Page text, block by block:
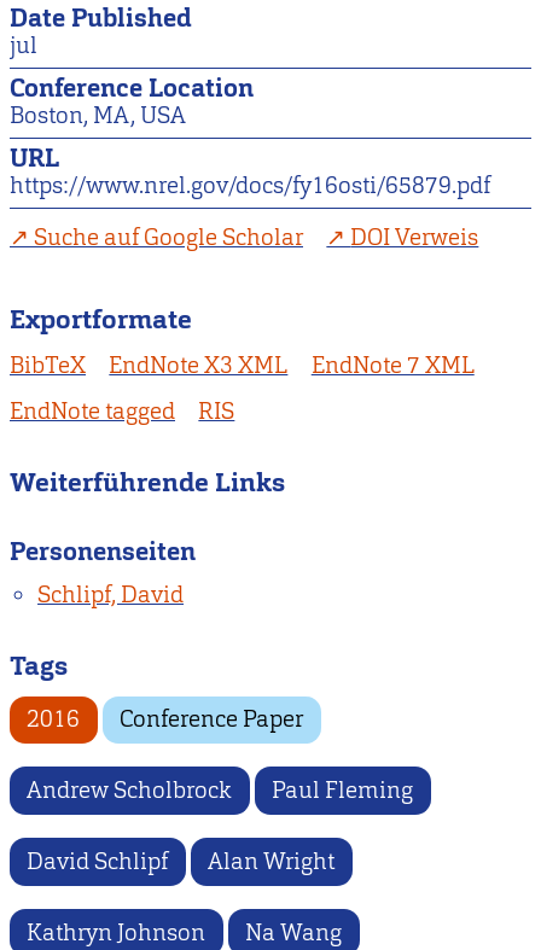
Date Published
jul
Conference Location
Boston, MA, USA
URL
https://www.nrel.gov/docs/fy16osti/65879.pdf
Suche auf Google Scholar
DOI Verweis
Exportformate
BibTeX EndNote X3 XML
EndNote 7 XML
EndNote tagged
RIS
Weiterführende Links
Personenseiten
Schlipf, David
Tags
2016 Conference Paper
Andrew Scholbrock Paul Fleming
David Schlipf Alan Wright
Kathryn Johnson Na Wang